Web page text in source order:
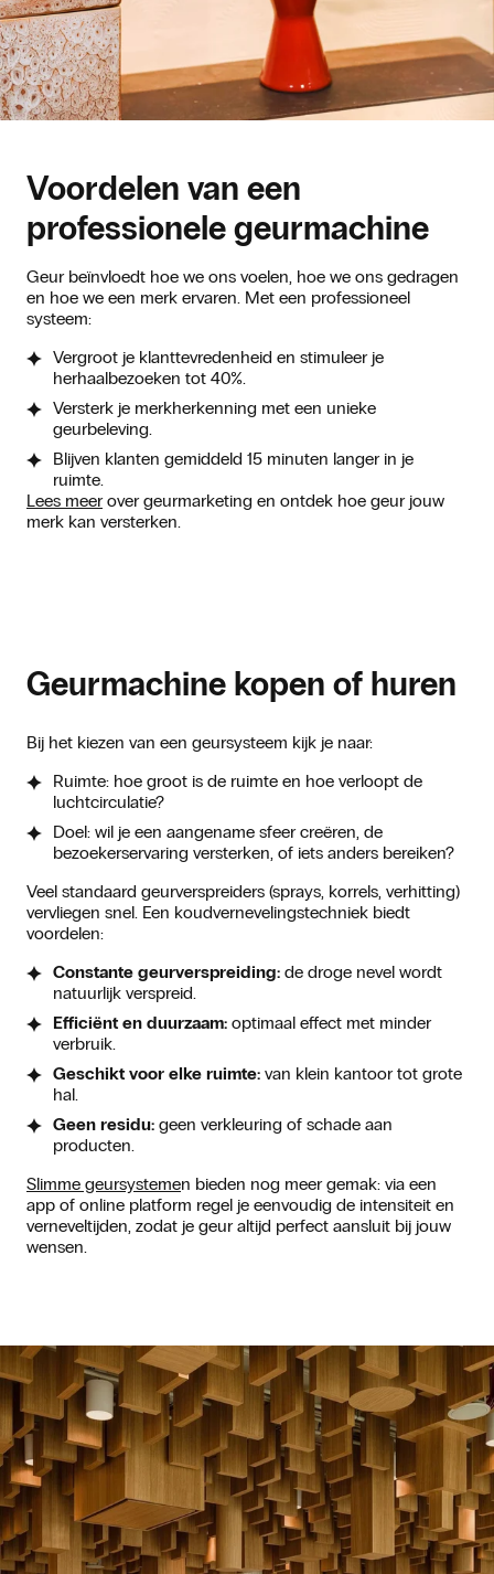
Voordelen van een
professionele geurmachine
Geur beïnvloedt hoe we ons voelen, hoe we ons gedragen
en hoe we een merk ervaren. Met een professioneel
systeem:
Vergroot je klanttevredenheid en stimuleer je
herhaalbezoeken tot 40%.
Versterk je merkherkenning met een unieke
geurbeleving.
Blijven klanten gemiddeld 15 minuten langer in je
ruimte.
Lees meerover geurmarketing en ontdek hoe geur jouw
merk kan versterken.
Geurmachine kopen of huren
Bij het kiezen van een geursysteem kijk je naar:
Ruimte: hoe groot is de ruimte en hoe verloopt de
luchtcirculatie?
Doel: wil je een aangename sfeer creëren, de
bezoekerservaring versterken, of iets anders bereiken?
Veel standaard geurverspreiders (sprays, korrels, verhitting)
vervliegen snel. Een koudvernevelingstechniek biedt
voordelen:
Constante geurverspreiding: de droge nevel wordt
natuurlijk verspreid.
Efficiënt en duurzaam: optimaal effect met minder
verbruik.
Geschikt voor elke ruimte: van klein kantoor tot grote
hal.
Geen residu: geen verkleuring of schade aan
producten.
Slimme geursystemen bieden nog meer gemak: via een
app of online platform regel je eenvoudig de intensiteit en
verneveltijden, zodat je geur altijd perfect aansluit bij jouw
wensen.